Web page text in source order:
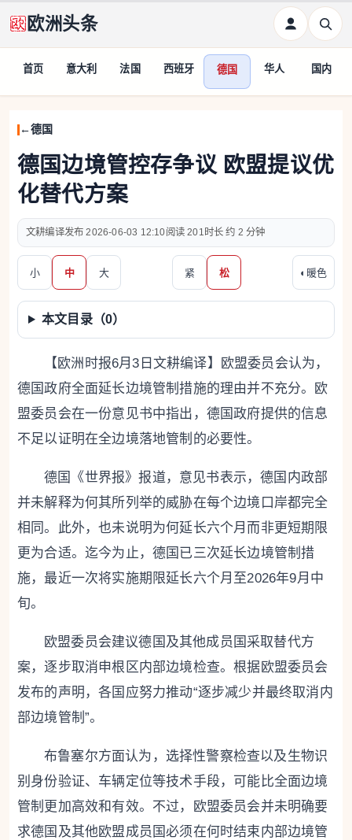
欧洲头条
首页 意大利 法国 西班牙 德国 华人 国内
德国
德国边境管控存争议 欧盟提议优
化替代方案
文耕编译 2026-06-03 12:10 201 约 2 分钟
小 中 大 紧 松 ◐ 暖色
本文目录（0）
【欧洲时报6月3日文耕编译】欧盟委员会认为，
德国政府全面延长边境管制措施的理由并不充分。欧
盟委员会在一份意见书中指出，德国政府提供的信息
不足以证明在全边境落地管制的必要性。
德国《世界报》报道，意见书表示，德国内政部
并未解释为何其所列举的威胁在每个边境口岸都完全
相同。此外，也未说明为何延长六个月而非更短期限
更为合适。迄今为止，德国已三次延长边境管制措
施，最近一次将实施期限延长六个月至2026年9月中
旬。
欧盟委员会建议德国及其他成员国采取替代方
案，逐步取消申根区内部边境检查。根据欧盟委员会
发布的声明，各国应努力推动“逐步减少并最终取消内
部边境管制”。
布鲁塞尔方面认为，选择性警察检查以及生物识
别身份验证、车辆定位等技术手段，可能比全面边境
管制更加高效和有效。不过，欧盟委员会并未明确要
求德国及其他欧盟成员国必须在何时结束内部边境管